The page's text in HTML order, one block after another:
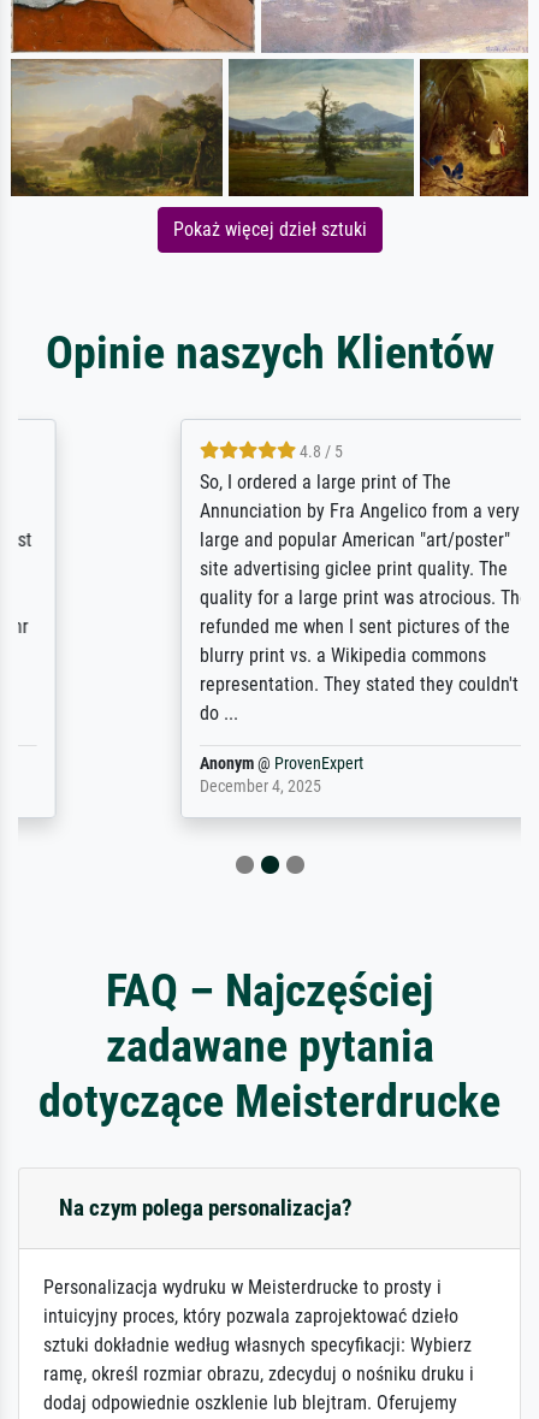
Pokaż więcej dzieł sztuki
Opinie naszych Klientów
4.8 / 5
So, I ordered a large print of The
Annunciation by Fra Angelico from a very
large and popular American "art/poster"
site advertising giclee print quality. The
quality for a large print was atrocious. They
refunded me when I sent pictures of the
blurry print vs. a Wikipedia commons
representation. They stated they couldn't
ProvenExpert
December 4, 2025
FAQ – Najczęściej
zadawane pytania
dotyczące Meisterdrucke
Na czym polega personalizacja?
Personalizacja wydruku w Meisterdrucke to prosty i
intuicyjny proces, który pozwala zaprojektować dzieło
sztuki dokładnie według własnych specyfikacji: Wybierz
ramę, określ rozmiar obrazu, zdecyduj o nośniku druku i
dodaj odpowiednie oszklenie lub blejtram. Oferujemy